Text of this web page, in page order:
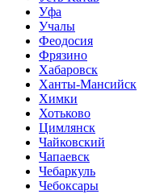
Уфа
Учалы
Феодосия
Фрязино
Хабаровск
Ханты-Мансийск
Химки
Хотьково
Цимлянск
Чайковский
Чапаевск
Чебаркуль
Чебоксары